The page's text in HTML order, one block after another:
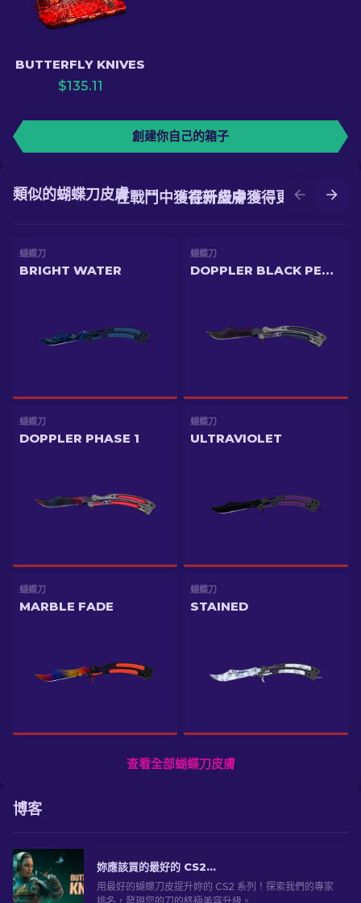
BUTTERFLY KNIVES
$135.11
創建你自己的箱子
在升級中獲得更好的皮膚
在戰鬥中獲得新皮膚
類似的蝴蝶刀皮膚
蝴蝶刀
BRIGHT WATER
蝴蝶刀
DOPPLER BLACK PEARL
蝴蝶刀
DOPPLER PHASE 1
蝴蝶刀
ULTRAVIOLET
蝴蝶刀
MARBLE FADE
蝴蝶刀
STAINED
查看全部蝴蝶刀皮膚
博客
妳應該買的最好的 CS2 蝴蝶刀皮 [2026]
用最好的蝴蝶刀皮提升妳的 CS2 系列！探索我們的專家